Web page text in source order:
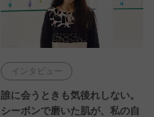
インタビュー
誰に会うときも気後れしない。
シーボンで磨いた肌が、私の自